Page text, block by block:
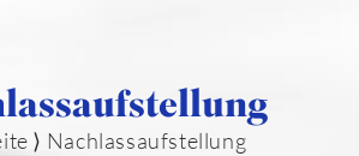
⟩ Nachlassaufstellung